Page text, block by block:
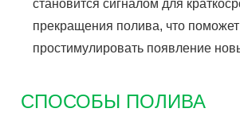
становится сигналом для
прекращения полива, что поможет
простимулировать появление
СПОСОБЫ ПОЛИВА